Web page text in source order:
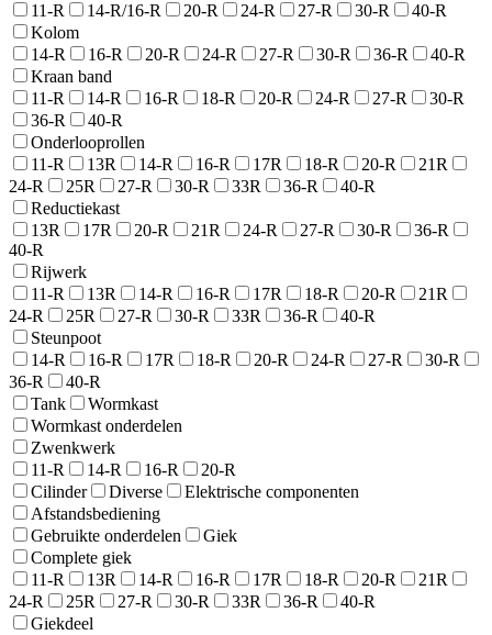
11-R
14-R/16-R 20-R 24-R 27-R 30-R
40-R
Kolom
14-R
16-R 20-R 24-R 27-R 30-R 36-R
40-R
Kraan band
11-R
14-R 16-R 18-R 20-R 24-R 27-R
30-R
36-R
40-R
Onderlooprollen
11-R
13R 14-R 16-R 17R 18-R 20-R
21R
24-R
25R 27-R 30-R 33R 36-R
40-R
Reductiekast
13R
17R 20-R 21R 24-R 27-R 30-R
36-R
40-R
Rijwerk
11-R
13R 14-R 16-R 17R 18-R 20-R
21R
24-R
25R 27-R 30-R 33R 36-R
40-R
Steunpoot
14-R
16-R 17R 18-R 20-R 24-R 27-R
30-R
36-R
40-R
Tank
Wormkast
Wormkast onderdelen
Zwenkwerk
11-R
14-R 16-R
20-R
Cilinder
Diverse
Elektrische componenten
Afstandsbediening
Gebruikte onderdelen
Giek
Complete giek
11-R
13R 14-R 16-R 17R 18-R 20-R
21R
24-R
25R 27-R 30-R 33R 36-R
40-R
Giekdeel